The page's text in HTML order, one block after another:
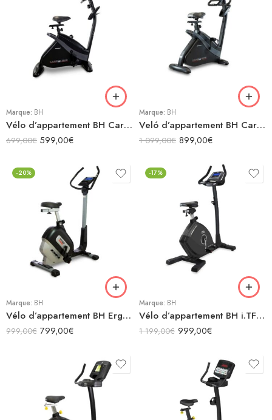
Marque: BH
Vélo d’appartement BH Carbon Bike RS Manual
699,00€ 599,00€
Marque: BH
Veló d’appartement BH Carbon Bike RS Multimedia
1 099,00€ 899,00€
-20%
Marque: BH
Vélo d’appartement BH Ergo EMS
999,00€ 799,00€
-17%
Marque: BH
Vélo d’appartement BH i.TFB Noir
1 199,00€ 999,00€